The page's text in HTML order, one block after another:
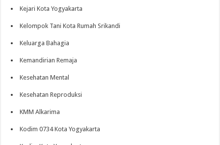
Kejari Kota Yogyakarta
Kelompok Tani Kota Rumah Srikandi
Keluarga Bahagia
Kemandirian Remaja
Kesehatan Mental
Kesehatan Reproduksi
KMM Alkarima
Kodim 0734 Kota Yogyakarta